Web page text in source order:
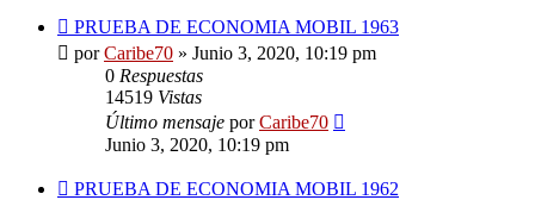
PRUEBA DE ECONOMIA MOBIL 1963
porCaribe70 » Junio 3, 2020, 10:19 pm
0 Respuestas
14519 Vistas
Último mensaje porCaribe70
Junio 3, 2020, 10:19 pm
PRUEBA DE ECONOMIA MOBIL 1962